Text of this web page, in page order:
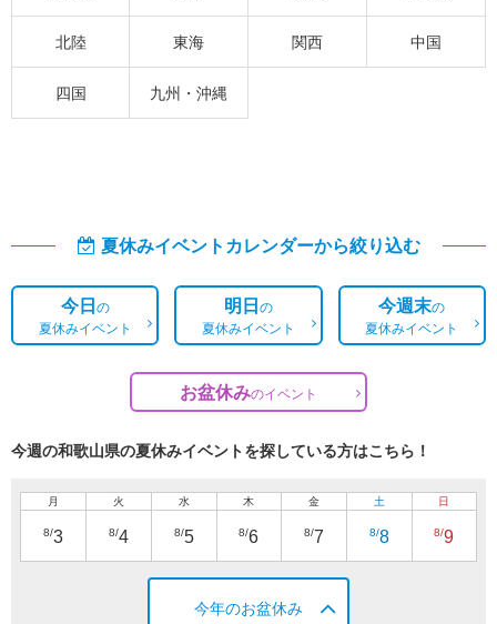
北陸 東海 関西 中国
四国 九州・沖縄
夏休みイベントカレンダーから絞り込む
今日の
夏休みイベント
明日の
夏休みイベント
今週末の
夏休みイベント
お盆休みのイベント
今週の和歌山県の夏休みイベントを探している方はこちら！
月
8/3
火
8/4
水
8/5
木
8/6
金
8/7
土
8/8
日
8/9
今年のお盆休み